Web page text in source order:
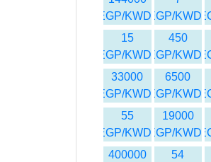
EGP/KWD
EGP/KWD
450
EGP/KWD
15
EGP/KWD
6500
EGP/KWD
33000
EGP/KWD
19000
EGP/KWD
55
EGP/KWD
54
400000